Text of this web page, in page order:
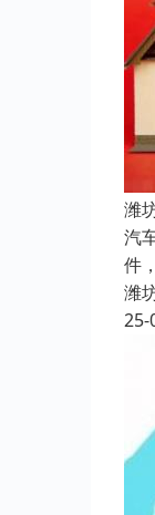
潍
汽
件
潍
25-